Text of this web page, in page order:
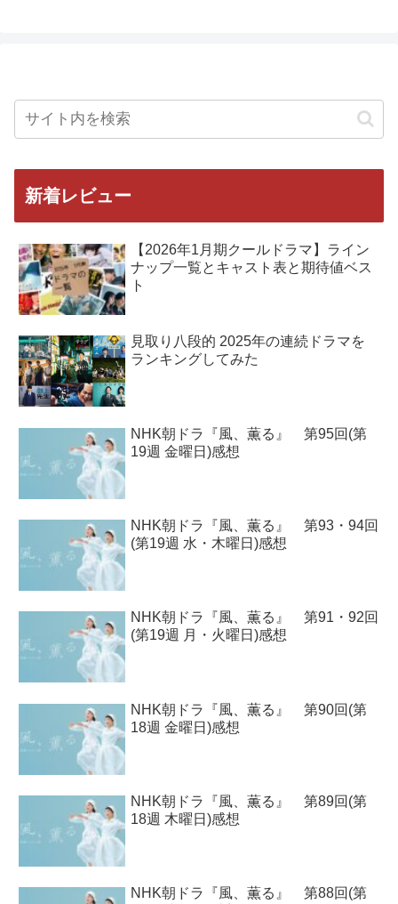
新着レビュー
【2026年1月期クールドラマ】ライン
ナップ一覧とキャスト表と期待値ベス
ト
見取り八段的 2025年の連続ドラマを
ランキングしてみた
NHK朝ドラ『風、薫る』 第95回(第
19週 金曜日)感想
NHK朝ドラ『風、薫る』 第93・94回
(第19週 水・木曜日)感想
NHK朝ドラ『風、薫る』 第91・92回
(第19週 月・火曜日)感想
NHK朝ドラ『風、薫る』 第90回(第
18週 金曜日)感想
NHK朝ドラ『風、薫る』 第89回(第
18週 木曜日)感想
NHK朝ドラ『風、薫る』 第88回(第